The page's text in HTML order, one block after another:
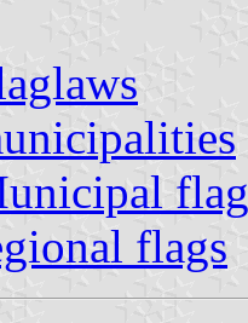
flags